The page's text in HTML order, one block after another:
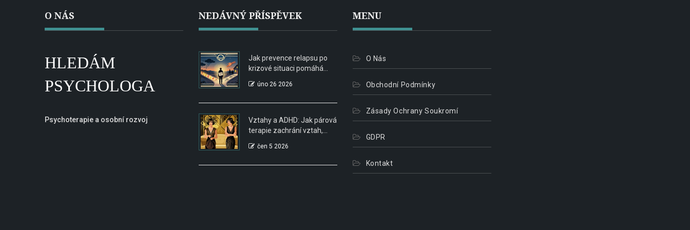
O NÁS
HLEDÁM
PSYCHOLOGA
Psychoterapie a osobní rozvoj
NEDÁVNÝ PŘÍSPĚVEK
Jak prevence relapsu po
krizové situaci pomáhá
závislosti
úno 26 2026
Vztahy a ADHD: Jak párová
terapie zachrání vztah,
zapomíná
čen 5 2026
MENU
O Nás
Obchodní Podmínky
Zásady Ochrany Soukromí
GDPR
Kontakt